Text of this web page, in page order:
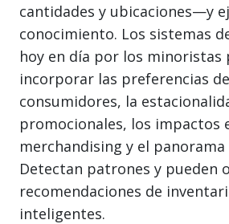
cantidades y ubicaciones—y
conocimiento. Los sistemas
hoy en día por los minoristas
incorporar las preferencias
consumidores, la
promocionales, los impactos
merchandising y el panorama
Detectan patrones y pueden
recomendaciones de
inteligentes.